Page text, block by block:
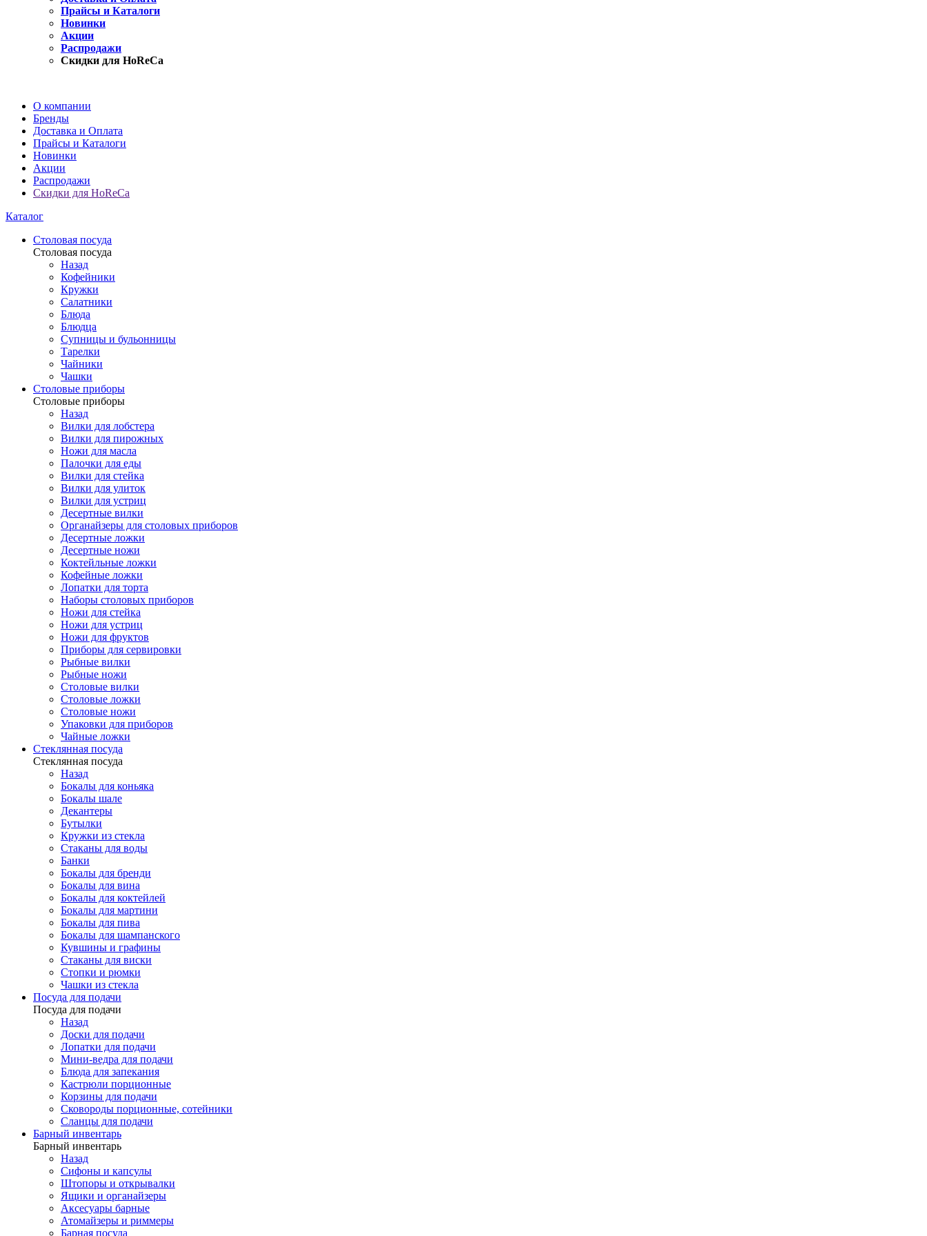
Прайсы и Каталоги
Новинки
Акции
Распродажи
Скидки для HoReCa
О компании
Бренды
Доставка и Оплата
Прайсы и Каталоги
Новинки
Акции
Распродажи
Скидки для HoReCa
Каталог
Столовая посуда
Столовая посуда
Назад
Кофейники
Кружки
Салатники
Блюда
Блюдца
Супницы и бульонницы
Тарелки
Чайники
Чашки
Cтоловые приборы
Cтоловые приборы
Назад
Вилки для лобстера
Вилки для пирожных
Ножи для масла
Палочки для еды
Вилки для стейка
Вилки для улиток
Вилки для устриц
Десертные вилки
Органайзеры для столовых приборов
Десертные ложки
Десертные ножи
Коктейльные ложки
Кофейные ложки
Лопатки для торта
Наборы столовых приборов
Ножи для стейка
Ножи для устриц
Ножи для фруктов
Приборы для сервировки
Рыбные вилки
Рыбные ножи
Столовые вилки
Столовые ложки
Столовые ножи
Упаковки для приборов
Чайные ложки
Стеклянная посуда
Стеклянная посуда
Назад
Бокалы для коньяка
Бокалы шале
Декантеры
Бутылки
Кружки из стекла
Стаканы для воды
Банки
Бокалы для бренди
Бокалы для вина
Бокалы для коктейлей
Бокалы для мартини
Бокалы для пива
Бокалы для шампанского
Кувшины и графины
Стаканы для виски
Стопки и рюмки
Чашки из стекла
Посуда для подачи
Посуда для подачи
Назад
Доски для подачи
Лопатки для подачи
Мини-ведра для подачи
Блюда для запекания
Кастрюли порционные
Корзины для подачи
Сковороды порционные, сотейники
Сланцы для подачи
Барный инвентарь
Барный инвентарь
Назад
Сифоны и капсулы
Штопоры и открывалки
Ящики и органайзеры
Аксесуары барные
Атомайзеры и риммеры
Барная посуда